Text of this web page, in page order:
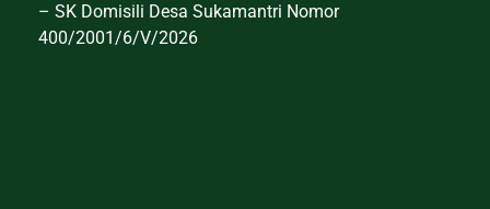
– SK Domisili Desa Sukamantri Nomor
400/2001/6/V/2026